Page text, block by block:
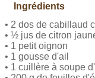
Ingrédients
• 2 dos de cabillaud
• ½ jus de citron
• 1 petit oignon
• 1 gousse d'ail
• 1 cuillère à soupe